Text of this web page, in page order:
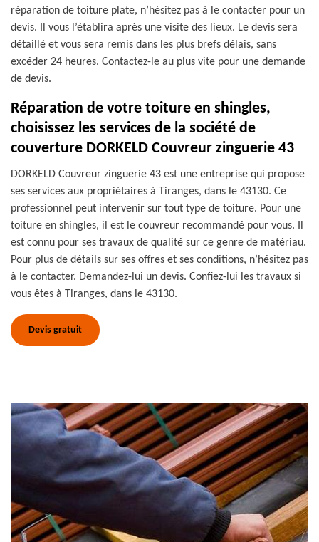
réparation de toiture plate, n’hésitez pas à le contacter pour un
devis. Il vous l’établira après une visite des lieux. Le devis sera
détaillé et vous sera remis dans les plus brefs délais, sans
excéder 24 heures. Contactez-le au plus vite pour une demande
de devis.
Réparation de votre toiture en shingles,
choisissez les services de la société de
couverture DORKELD Couvreur zinguerie 43
DORKELD Couvreur zinguerie 43 est une entreprise qui propose
ses services aux propriétaires à Tiranges, dans le 43130. Ce
professionnel peut intervenir sur tout type de toiture. Pour une
toiture en shingles, il est le couvreur recommandé pour vous. Il
est connu pour ses travaux de qualité sur ce genre de matériau.
Pour plus de détails sur ses offres et ses conditions, n’hésitez pas
à le contacter. Demandez-lui un devis. Confiez-lui les travaux si
vous êtes à Tiranges, dans le 43130.
Devis gratuit